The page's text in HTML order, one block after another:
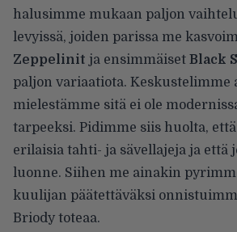
halusimme mukaan paljon
levyissä, joiden parissa me
Zeppelinit ja ensimmäiset Black
paljon variaatiota. Keskustelimme
mielestämme sitä ei ole
tarpeeksi. Pidimme siis huolta,
erilaisia tahti- ja sävellajeja ja että
luonne. Siihen me ainakin
kuulijan päätettäväksi
Briody toteaa.